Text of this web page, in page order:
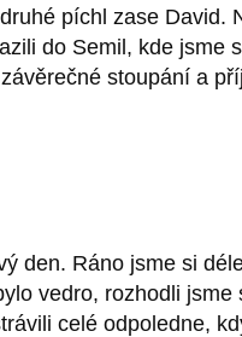
píchl zase David.
do Semil, kde jsme
stoupání a
den. Ráno jsme si
vedro, rozhodli
celé odpoledne,